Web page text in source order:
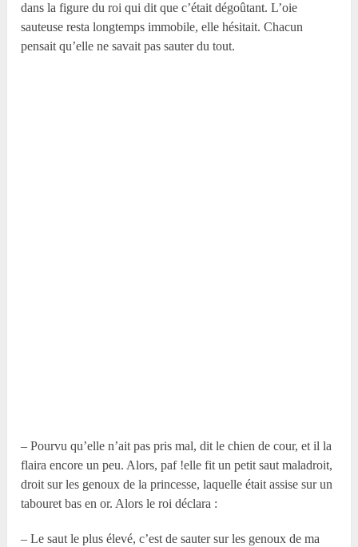
dans la figure du roi qui dit que c’était dégoûtant. L’oie
sauteuse resta longtemps immobile, elle hésitait. Chacun
pensait qu’elle ne savait pas sauter du tout.
– Pourvu qu’elle n’ait pas pris mal, dit le chien de cour, et il la
flaira encore un peu. Alors, paf !elle fit un petit saut maladroit,
droit sur les genoux de la princesse, laquelle était assise sur un
tabouret bas en or. Alors le roi déclara :
– Le saut le plus élevé, c’est de sauter sur les genoux de ma